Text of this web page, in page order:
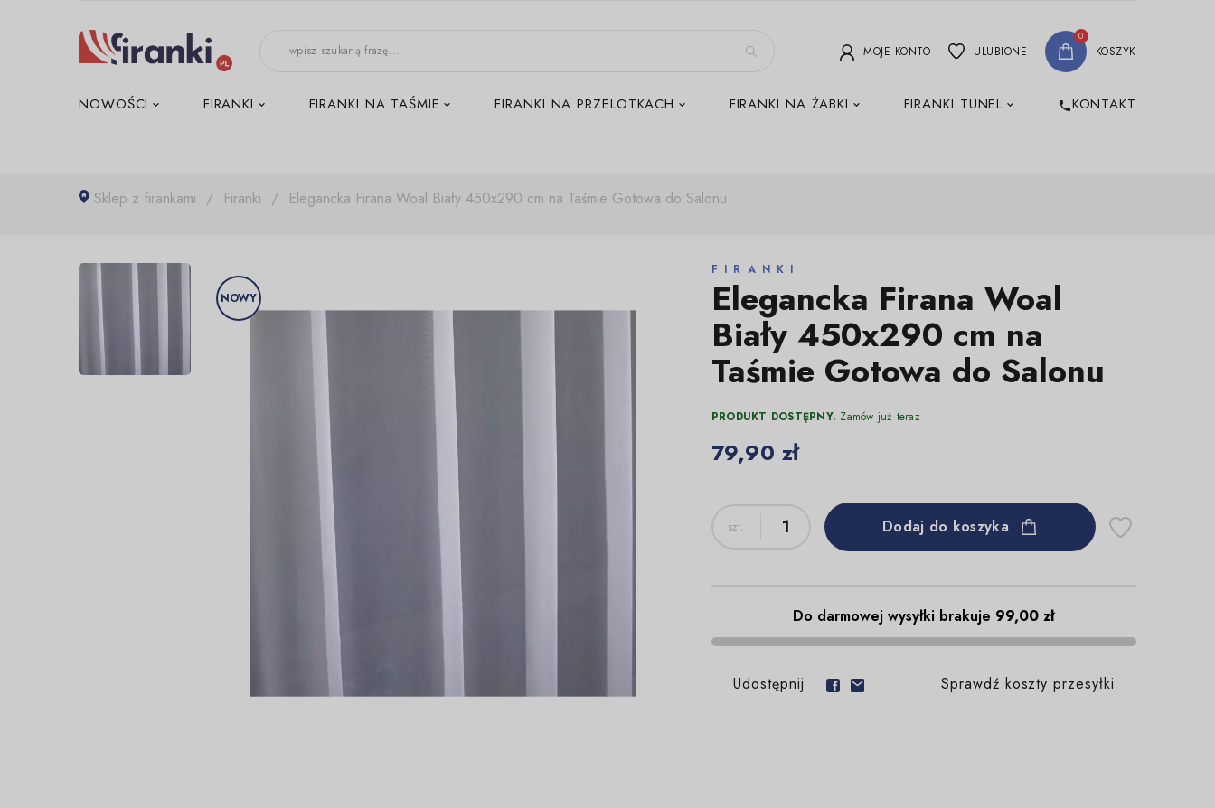
MOJE KONTO ULUBIONE
0
KOSZYK
NOWOŚCI FIRANKI FIRANKI NA TAŚMIE FIRANKI NA PRZELOTKACH FIRANKI NA ŻABKI FIRANKI TUNEL phoneKONTAKT
Sklep z firankami Firanki Elegancka Firana Woal Biały 450x290 cm na Taśmie Gotowa do Salonu
NOWY
FIRANKI
Elegancka Firana Woal
Biały 450x290 cm na
Taśmie Gotowa do Salonu
PRODUKT DOSTĘPNY. Zamów już teraz
79,90 zł
Dodaj do koszyka
Do darmowej wysyłki brakuje 99,00 zł
Udostępnij Sprawdź koszty przesyłki